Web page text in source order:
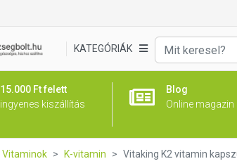
KATEGÓRIÁK
15.000 Ft felett
ingyenes kiszállítás
Blog
Online magazin
Vitaminok K-vitamin Vitaking K2 vitamin